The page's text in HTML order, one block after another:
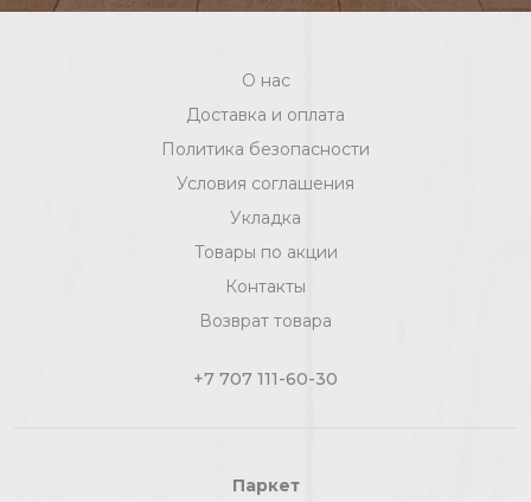
О нас
Доставка и оплата
Политика безопасности
Условия соглашения
Укладка
Товары по акции
Контакты
Возврат товара
+7 707 111-60-30
Паркет